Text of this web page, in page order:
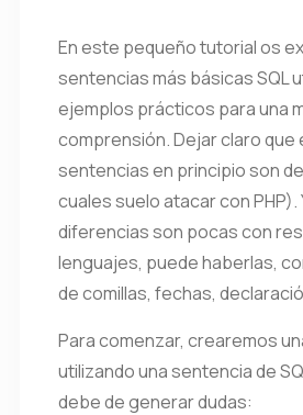
En este pequeño tutorial os
sentencias más básicas SQL
ejemplos prácticos para una
comprensión. Dejar claro que
sentencias en principio son
cuales suelo atacar con PHP).
diferencias son pocas con
lenguajes, puede haberlas,
de comillas, fechas,
Para comenzar, crearemos
utilizando una sentencia de
debe de generar dudas: